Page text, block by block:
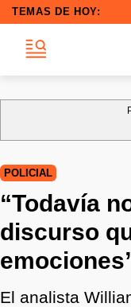
TEMAS DE HOY:
POLICIAL
“Todavía
discurso
El analista